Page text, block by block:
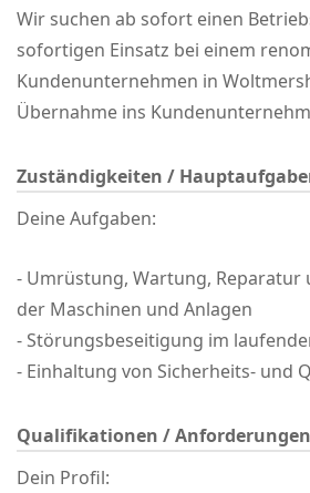
Wir suchen ab sofort einen
sofortigen Einsatz bei einem
Kundenunternehmen in
Übernahme ins
Zuständigkeiten /
Deine Aufgaben:
- Umrüstung, Wartung,
der Maschinen und Anlagen
- Störungsbeseitigung im
- Einhaltung von Sicherheits- und
Qualifikationen / Anforderungen
Dein Profil: